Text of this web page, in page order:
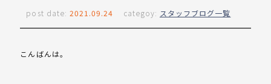
post date: 2021.09.24 categoy: スタッフブログ一覧
こんばんは。